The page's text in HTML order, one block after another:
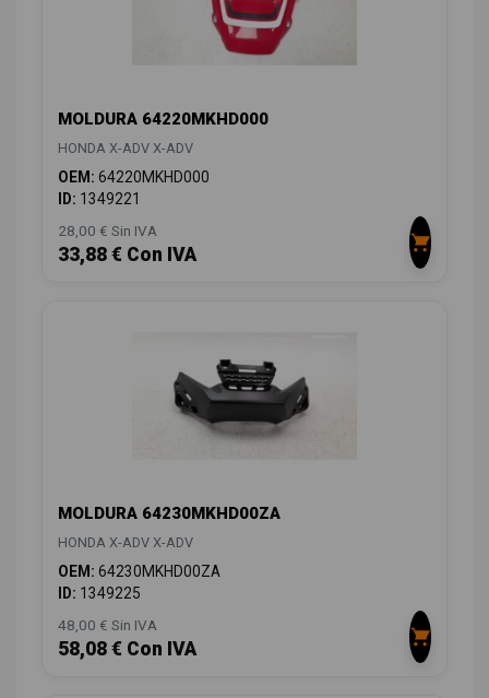
MOLDURA 64220MKHD000
HONDA X-ADV X-ADV
OEM: 64220MKHD000
ID: 1349221
28,00 € Sin IVA
33,88 € Con IVA
MOLDURA 64230MKHD00ZA
HONDA X-ADV X-ADV
OEM: 64230MKHD00ZA
ID: 1349225
48,00 € Sin IVA
58,08 € Con IVA